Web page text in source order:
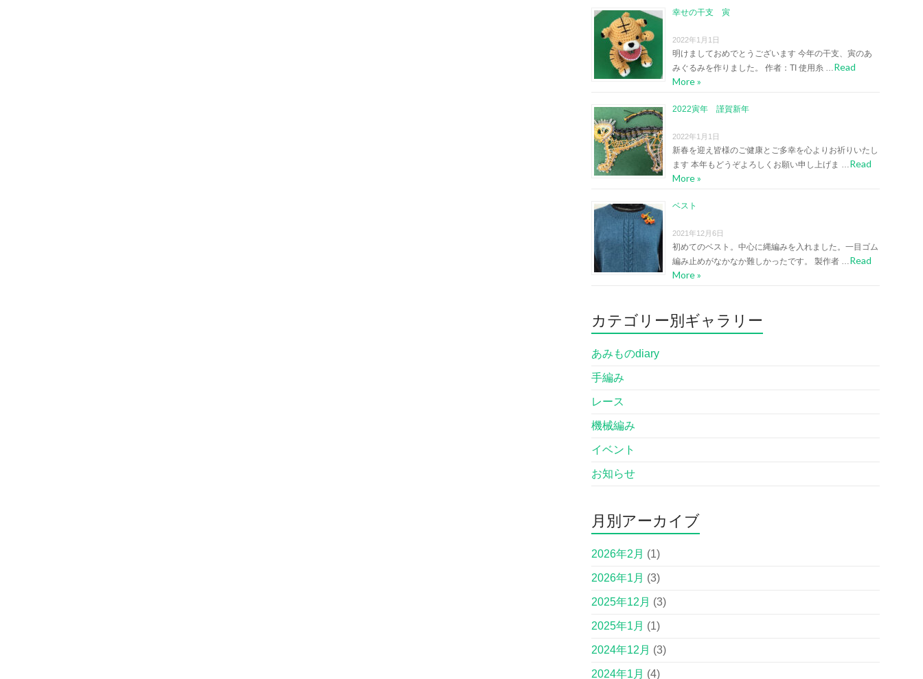
幸せの干支 寅
2022年1月1日
明けましておめでとうございます 今年の干支、寅のあ
みぐるみを作りました。 作者：TI 使用糸 …Read
More »
2022寅年 謹賀新年
2022年1月1日
新春を迎え皆様のご健康とご多幸を心よりお祈りいたし
ます 本年もどうぞよろしくお願い申し上げま …Read
More »
ベスト
2021年12月6日
初めてのベスト。中心に縄編みを入れました。一目ゴム
編み止めがなかなか難しかったです。 製作者 …Read
More »
カテゴリー別ギャラリー
あみものdiary
手編み
レース
機械編み
イベント
お知らせ
月別アーカイブ
2026年2月 (1)
2026年1月 (3)
2025年12月 (3)
2025年1月 (1)
2024年12月 (3)
2024年1月 (4)